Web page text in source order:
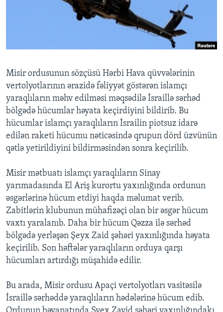
Dillər
Misir ordusunun sözçüsü Hərbi Hava qüvvələrinin
vertolyotlarının ərazidə fəliyyət göstərən islamçı
yaraqlıların məhv edilməsi məqsədilə İsraillə sərhəd
bölgədə hücumlar həyata keçirdiyini bildirib. Bu
hücumlar islamçı yaraqlıların İsrailin piotsuz idarə
edilən raketi hücumu nəticəsində qrupun dörd üzvünün
qətlə yetirildiyini bildirməsindən sonra keçirilib.
Misir mətbuatı islamçı yaraqlıların Sinay
yarımadasında El Ariş kurortu yaxınlığında ordunun
əsgərlərinə hücum etdiyi haqda məlumat verib.
Zabitlərin klubunun mühafizəçi olan bir əsgər hücum
vaxtı yaralanıb. Daha bir hücum Qəzza ilə sərhəd
bölgədə yerləşən Şeyx Zaid şəhəri yaxınlığında həyata
keçirilib. Son həftələr yaraqlıların orduya qarşı
hücumları artırdığı müşahidə edilir.
Bu arada, Misir ordusu Apaçi vertolyotları vasitəsilə
İsraillə sərhəddə yaraqlıların hədələrinə hücum edib.